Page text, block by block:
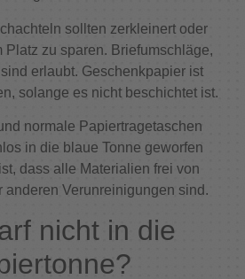
sollten zerkleinert oder
Platz zu sparen. Briefumschläge,
erlaubt. Geschenkpapier ist
solange es nicht beschichtet ist.
normale Papiertragetaschen
in die blaue Tonne geworfen
dass alle Materialien frei von
anderen Verunreinigungen sind.
nicht in die